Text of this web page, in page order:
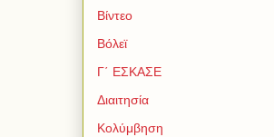
Βίντεο
Βόλεϊ
Γ΄ ΕΣΚΑΣΕ
Διαιτησία
Κολύμβηση